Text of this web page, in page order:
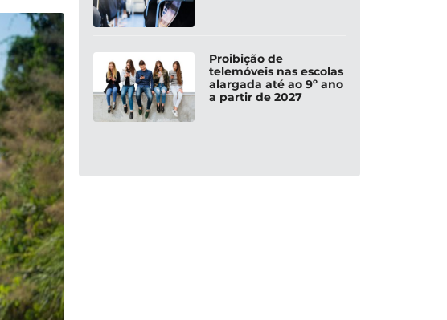
Proibição de
telemóveis nas escolas
alargada até ao 9º ano
a partir de 2027